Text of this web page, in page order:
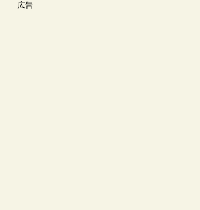
広告